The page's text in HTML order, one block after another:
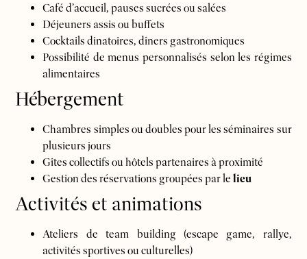
Café d’accueil, pauses sucrées ou salées
Déjeuners assis ou buffets
Cocktails dinatoires, dîners gastronomiques
Possibilité de menus personnalisés selon les régimes
alimentaires
Hébergement
Chambres simples ou doubles pour les séminaires sur
plusieurs jours
Gîtes collectifs ou hôtels partenaires à proximité
Gestion des réservations groupées par lelieu
Activités et animations
Ateliers de team building (escape game, rallye,
activités sportives ou culturelles)